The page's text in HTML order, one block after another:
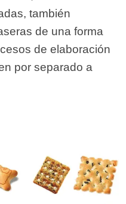
también
de una forma
de elaboración
por separado a